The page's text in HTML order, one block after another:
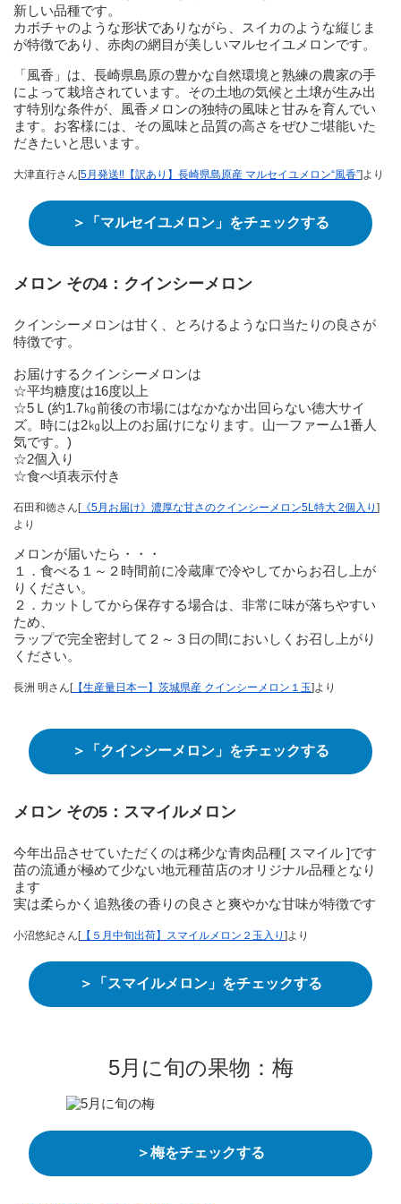
新しい品種です。
カボチャのような形状でありながら、スイカのような縦じま
が特徴であり、赤肉の網目が美しいマルセイユメロンです。
「風香」は、長崎県島原の豊かな自然環境と熟練の農家の手
によって栽培されています。その土地の気候と土壌が生み出
す特別な条件が、風香メロンの独特の風味と甘みを育んでい
ます。お客様には、その風味と品質の高さをぜひご堪能いた
だきたいと思います。
大津直行さん[5月発送‼️【訳あり】長崎県島原産 マルセイユメロン“風香”]より
＞「マルセイユメロン」をチェックする
メロン その4：クインシーメロン
クインシーメロンは甘く、とろけるような口当たりの良さが
特徴です。
お届けするクインシーメロンは
☆平均糖度は16度以上
☆5Ｌ(約1.7㎏前後の市場にはなかなか出回らない徳大サイ
ズ。時には2㎏以上のお届けになります。山一ファーム1番人
気です。)
☆2個入り
☆食べ頃表示付き
石田和徳さん[《5月お届け》濃厚な甘さのクインシーメロン5L特大 2個入り ]
より
メロンが届いたら・・・
１．食べる１～２時間前に冷蔵庫で冷やしてからお召し上が
りください。
２．カットしてから保存する場合は、非常に味が落ちやすい
ため、
ラップで完全密封して２～３日の間においしくお召し上がり
ください。
長洲 明さん[【生産量日本一】茨城県産 クインシーメロン１玉]より
＞「クインシーメロン」をチェックする
メロン その5：スマイルメロン
今年出品させていただくのは稀少な青肉品種[ スマイル ]です
苗の流通が極めて少ない地元種苗店のオリジナル品種となり
ます
実は柔らかく追熟後の香りの良さと爽やかな甘味が特徴です
小沼悠紀さん[【５月中旬出荷】スマイルメロン２玉入り ]より
＞「スマイルメロン」をチェックする
5月に旬の果物：梅
＞梅をチェックする